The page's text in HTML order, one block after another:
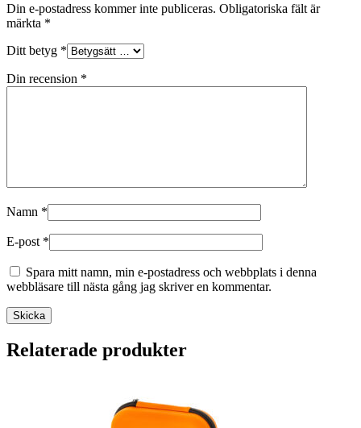
Din e-postadress kommer inte publiceras. Obligatoriska fält är
märkta *
Ditt betyg *
Din recension *
Namn *
E-post *
Spara mitt namn, min e-postadress och webbplats i denna
webbläsare till nästa gång jag skriver en kommentar.
Skicka
Relaterade produkter